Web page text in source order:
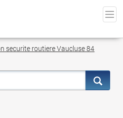
securite routiere Vaucluse 84